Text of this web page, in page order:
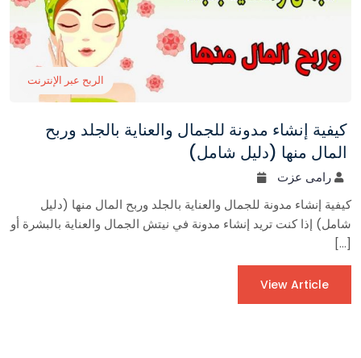
الربح عبر الإنترنت
كيفية إنشاء مدونة للجمال والعناية بالجلد وربح
المال منها (دليل شامل)
رامى عزت
كيفية إنشاء مدونة للجمال والعناية بالجلد وربح المال منها (دليل
شامل) إذا كنت تريد إنشاء مدونة في نيتش الجمال والعناية بالبشرة أو
[…]
View Article